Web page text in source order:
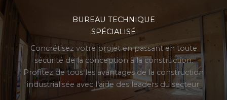
BUREAU TECHNIQUE
SPÉCIALISÉ
Concrétisez votre projet en passant en toute
sécurité de la conception à la construction.
Profitez de tous les avantages de la construction
industrialisée avec l’aide des leaders du secteur.